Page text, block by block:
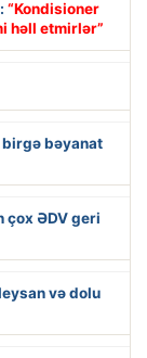
“Kondisioner
həll etmirlər”
birgə bəyanat
çox ƏDV geri
və dolu